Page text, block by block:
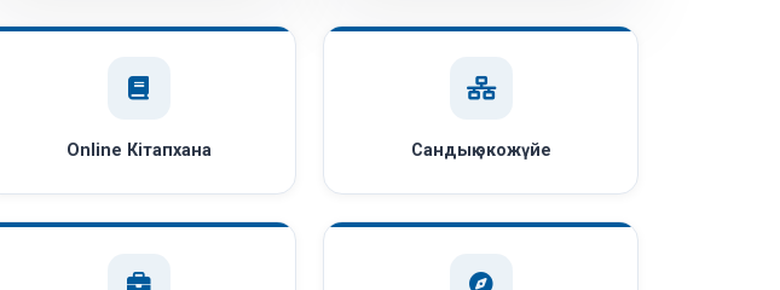
Online Кітапхана Сандық экожүйе